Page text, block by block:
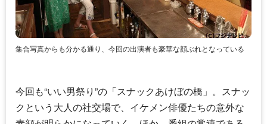
集合写真からも分かる通り、今回の出演者も豪華な顔ぶれとなっている
今回も“いい男祭り”の「スナックあけぼの橋」。スナッ
クという大人の社交場で、イケメン俳優たちの意外な